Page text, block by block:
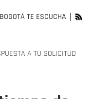
BOGOTÁ TE ESCUCHA
A TU SOLICITUD